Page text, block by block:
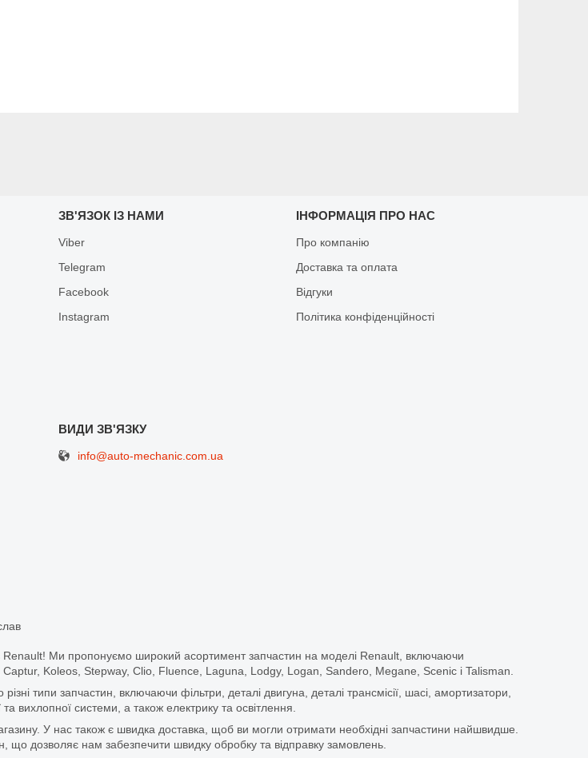
ЗВ'ЯЗОК ІЗ НАМИ
Viber
Telegram
Facebook
Іnstagram
ІНФОРМАЦІЯ ПРО НАС
Про компанію
Доставка та оплата
Відгуки
Політика конфіденційності
info@auto-mechanic.com.ua
Renault! Ми пропонуємо широкий асортимент запчастин на моделі Renault, включаючи
Koleos, Stepway, Clio, Fluence, Laguna, Lodgy, Logan, Sandero, Megane, Scenic і Talisman.
типи запчастин, включаючи фільтри, деталі двигуна, деталі трансмісії, шасі, амортизатори,
системи, а також електрику та освітлення.
У нас також є швидка доставка, щоб ви могли отримати необхідні запчастини найшвидше.
дозволяє нам забезпечити швидку обробку та відправку замовлень.